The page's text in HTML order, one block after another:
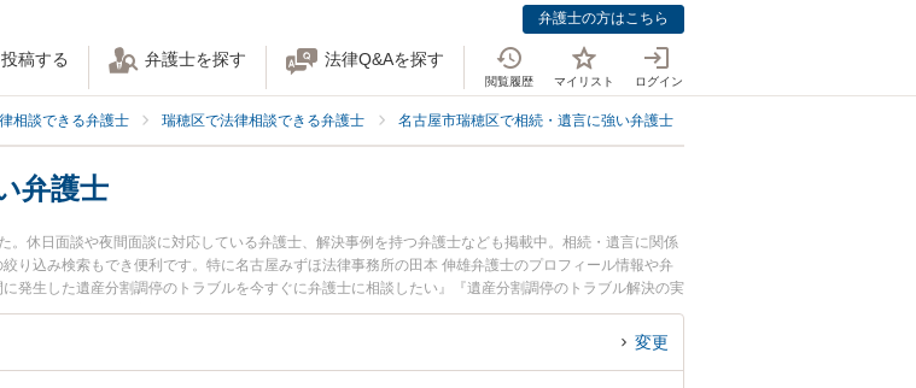
弁護士の方はこちら
稿する 弁護士を探す 法律Q&Aを探す
閲覧履歴 マイリスト ログイン
相談できる弁護士 瑞穂区で法律相談できる弁護士 名古屋市瑞穂区で相続・遺言に強い弁護士
弁護士
休日面談や夜間面談に対応している弁護士、解決事例を持つ弁護士なども掲載中。相続・遺言に関係
り込み検索もでき便利です。特に名古屋みずほ法律事務所の田本 伸雄弁護士のプロフィール情報や弁
発生した遺産分割調停のトラブルを今すぐに弁護士に相談したい』『遺産分割調停のトラブル解決の実
相談できる名古屋市瑞穂区内の弁護士に相談予約したい』などでお困りの相談者さんにおすすめです。
変更